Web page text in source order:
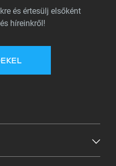
és értesülj elsőként
híreinkről!